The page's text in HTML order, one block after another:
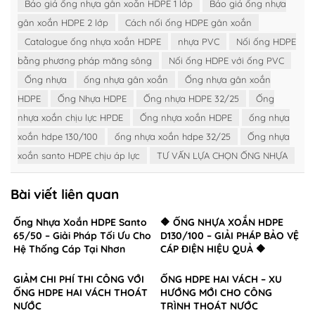
Báo giá ống nhựa gân xoắn HDPE 1 lớp
Báo giá ống nhựa
gân xoắn HDPE 2 lớp
Cách nối ống HDPE gân xoắn
Catalogue ống nhựa xoắn HDPE
nhựa PVC
Nối ống HDPE
bằng phương pháp măng sông
Nối ống HDPE với ống PVC
Ống nhựa
ống nhựa gân xoắn
Ống nhựa gân xoắn
HDPE
Ống Nhựa HDPE Ống nhựa HDPE 32/25
Ống
nhựa xoắn chịu lực HPDE
Ống nhựa xoắn HDPE
ống nhựa
xoắn hdpe 130/100
ống nhựa xoắn hdpe 32/25
Ống nhựa
xoắn santo HDPE chịu áp lực
TƯ VẤN LỰA CHỌN ỐNG NHỰA
Bài viết liên quan
Ống Nhựa Xoắn HDPE Santo
65/50 – Giải Pháp Tối Ưu Cho
Hệ Thống Cáp Tại Nhơn
🔶 ỐNG NHỰA XOẮN HDPE
D130/100 – GIẢI PHÁP BẢO VỆ
CÁP ĐIỆN HIỆU QUẢ 🔶
GIẢM CHI PHÍ THI CÔNG VỚI
ỐNG HDPE HAI VÁCH THOÁT
NƯỚC
ỐNG HDPE HAI VÁCH – XU
HƯỚNG MỚI CHO CÔNG
TRÌNH THOÁT NƯỚC